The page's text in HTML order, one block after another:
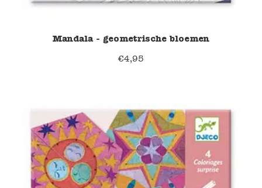
Mandala - geometrische bloemen
€4,95